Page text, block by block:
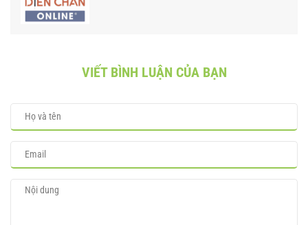
VIẾT BÌNH LUẬN CỦA BẠN